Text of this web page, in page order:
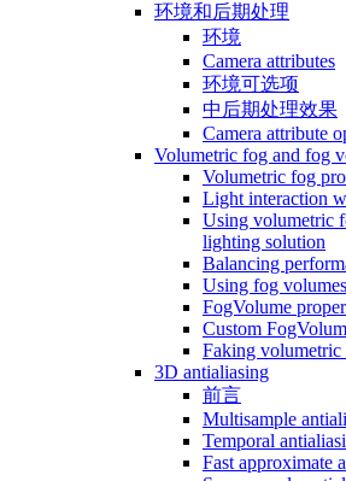
环境和后期处理
环境
Camera attributes
环境可选项
中后期处理效果
Camera attribute
Volumetric fog and fog
Volumetric fog
Light interaction
Using volumetric
lighting solution
Balancing
Using fog
FogVolume
Custom
Faking volumetric
3D antialiasing
前言
Multisample
Temporal
Fast approximate